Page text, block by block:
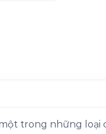
chọn trong những